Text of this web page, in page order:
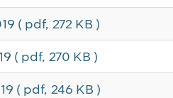
( pdf, 272 KB )
( pdf, 270 KB )
( pdf, 246 KB )